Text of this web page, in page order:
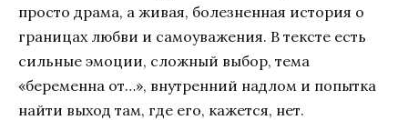
просто драма, а живая, болезненная история о
границах любви и самоуважения. В тексте есть
сильные эмоции, сложный выбор, тема
«беременна от…», внутренний надлом и попытка
найти выход там, где его, кажется, нет.